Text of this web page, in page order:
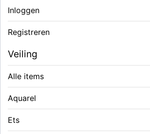
Inloggen
Registreren
Veiling
Alle items
Aquarel
Ets